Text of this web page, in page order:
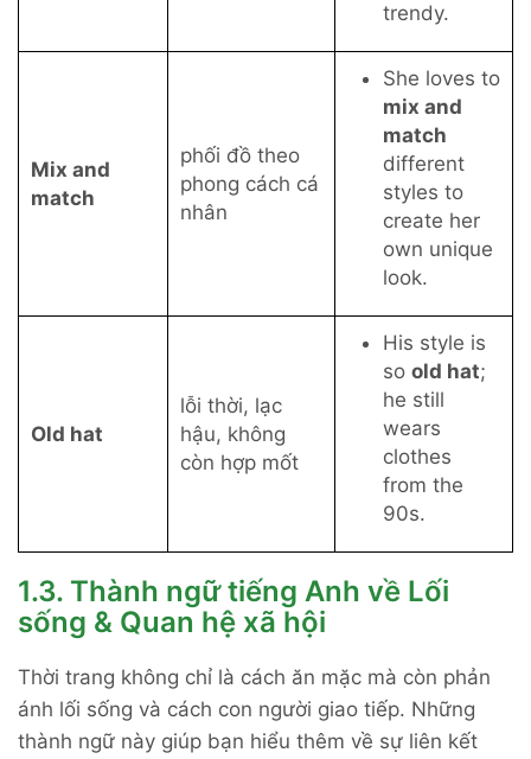
trendy.
Mix and
match
phối đồ theo
phong cách cá
nhân
She loves to
mix and
match
different
styles to
create her
own unique
look.
Old hat
lỗi thời, lạc
hậu, không
còn hợp mốt
His style is
so old hat;
he still
wears
clothes
from the
90s.
1.3. Thành ngữ tiếng Anh về Lối
sống & Quan hệ xã hội
Thời trang không chỉ là cách ăn mặc mà còn phản
ánh lối sống và cách con người giao tiếp. Những
thành ngữ này giúp bạn hiểu thêm về sự liên kết